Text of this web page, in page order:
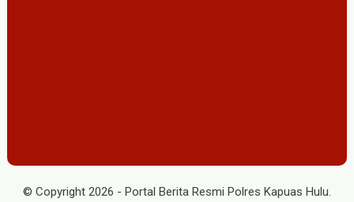
© Copyright 2026 - Portal Berita Resmi Polres Kapuas Hulu.